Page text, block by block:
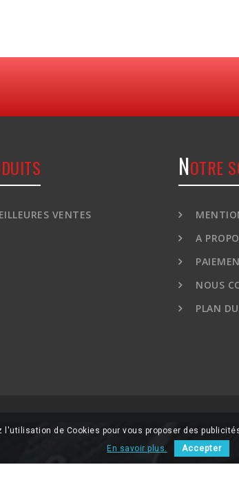
VENTES
NOTRE
A
NOUS
PLAN
l'utilisation de Cookies pour vous proposer des
En savoir plus.
Accepter